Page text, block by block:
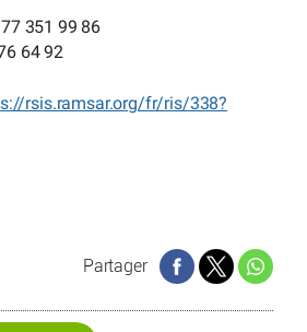
351 99 86
64 92
rsis.ramsar.org/fr/ris/338?
Partager